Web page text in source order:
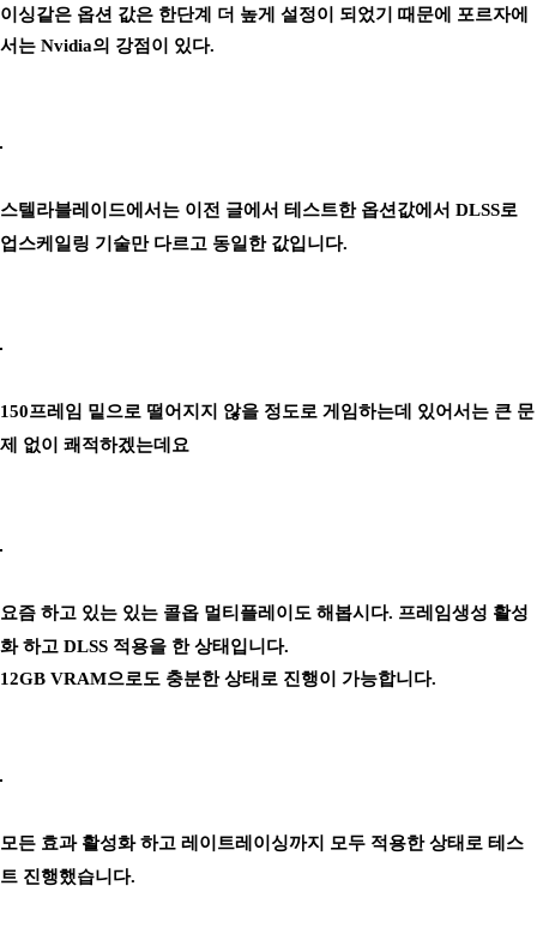
이싱같은 옵션 값은 한단계 더 높게 설정이 되었기 때문에 포르자에
서는 Nvidia의 강점이 있다.
스텔라블레이드에서는 이전 글에서 테스트한 옵션값에서 DLSS로
업스케일링 기술만 다르고 동일한 값입니다.
150프레임 밑으로 떨어지지 않을 정도로 게임하는데 있어서는 큰 문
제 없이 쾌적하겠는데요
요즘 하고 있는 있는 콜옵 멀티플레이도 해봅시다. 프레임생성 활성
화 하고 DLSS 적용을 한 상태입니다.
12GB VRAM으로도 충분한 상태로 진행이 가능합니다.
모든 효과 활성화 하고 레이트레이싱까지 모두 적용한 상태로 테스
트 진행했습니다.